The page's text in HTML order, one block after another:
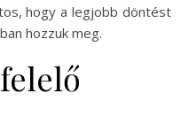
hogy a legjobb döntést
hozzuk meg.